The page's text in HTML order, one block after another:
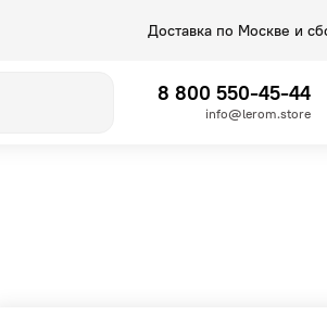
Доставка по Москве и
8 800 550-45-44
info@lerom.store